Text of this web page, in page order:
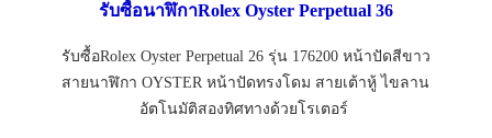
รับซื้อนาฬิกาRolex Oyster Perpetual 36
รับซื้อRolex Oyster Perpetual 26 รุ่น 176200 หน้าปัดสีขาว
สายนาฬิกา OYSTER หน้าปัดทรงโดม สายเต้าหู้ ไขลาน
อัตโนมัติสองทิศทางด้วยโรเตอร์